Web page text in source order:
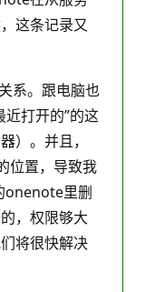
这条记录又
系。跟电脑也
打开的”的这
）。并且，
位置，导致我
onenote里删
，权限够大
将很快解决